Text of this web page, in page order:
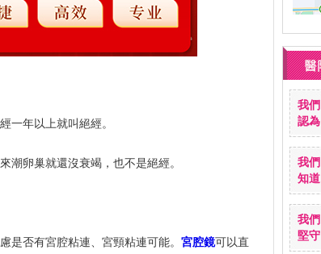
一年以上就叫絕經。
潮卵巢就還沒衰竭，也不是絕經。
是否有宮腔粘連、宮頸粘連可能。 宮腔鏡可以直
我們
認為
我們
知道
我們
堅守